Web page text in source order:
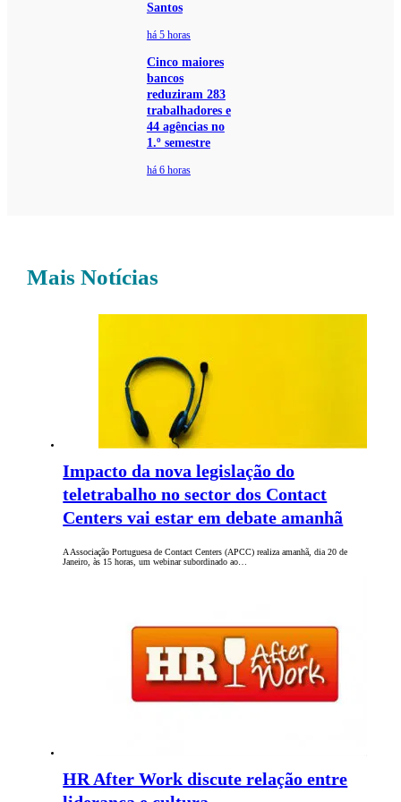
Santos
há 5 horas
Cinco maiores
bancos
reduziram 283
trabalhadores e
44 agências no
1.º semestre
há 6 horas
Mais Notícias
Impacto da nova legislação do
teletrabalho no sector dos Contact
Centers vai estar em debate amanhã
A Associação Portuguesa de Contact Centers (APCC) realiza amanhã, dia 20 de
Janeiro, às 15 horas, um webinar subordinado ao…
HR After Work discute relação entre